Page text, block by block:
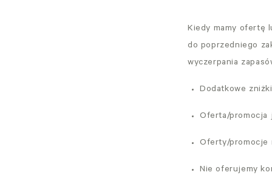
Kiedy mamy ofertę
do poprzedniego
wyczerpania
Dodatkowe
Oferta/promocja
Oferty/promocje
Nie oferujemy